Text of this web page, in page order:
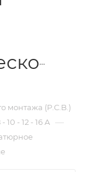
монтажа (P.C.B.)
- 12 - 16 A —